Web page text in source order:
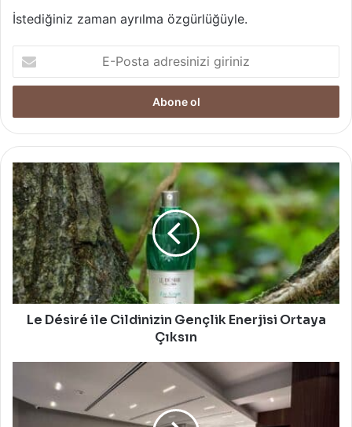
İstediğiniz zaman ayrılma özgürlüğüyle.
Posta
adresinizi
Le
Désiré
ile
Cildinizin
Gençlik
Enerjisi
Ortaya
Çıksın
Le Désiré ile Cildinizin Gençlik Enerjisi Ortaya
Çıksın
Gastronomi
Platformu
Nedir?